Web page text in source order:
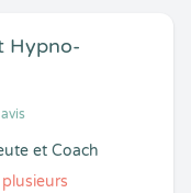
Hypno-
et Coach